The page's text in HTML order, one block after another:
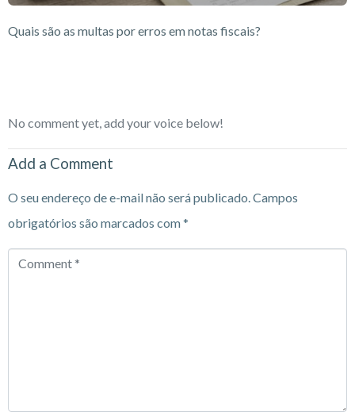
Quais são as multas por erros em notas fiscais?
No comment yet, add your voice below!
Add a Comment
O seu endereço de e-mail não será publicado. Campos
obrigatórios são marcados com*
Comment